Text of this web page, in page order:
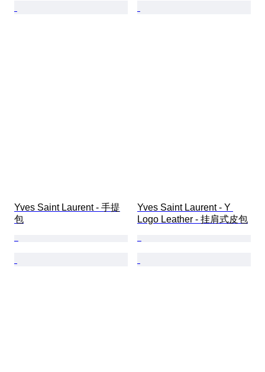
Yves Saint Laurent - 手提
包
Yves Saint Laurent - Y
Logo Leather - 挂肩式皮包